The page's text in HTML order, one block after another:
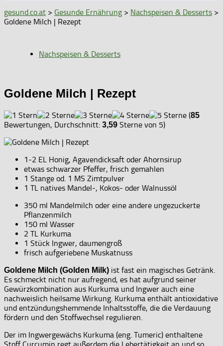
gesund.co.at > Gesunde Ernährung > Nachspeisen & Desserts >
Goldene Milch | Rezept
Nachspeisen & Desserts
Goldene Milch | Rezept
(85
Bewertungen, Durchschnitt: 3,59 Sterne von 5)
1-2 EL Honig, Agavendicksaft oder Ahornsirup
etwas schwarzer Pfeffer, frisch gemahlen
1 Stange od. 1 MS Zimtpulver
1 TL natives Mandel-, Kokos- oder Walnussöl
350 ml Mandelmilch oder eine andere ungezuckerte
Pflanzenmilch
150 ml Wasser
2 TL Kurkuma
1 Stück Ingwer, daumengroß
frisch aufgeriebene Muskatnuss
Goldene Milch (Golden Milk) ist fast ein magisches Getränk.
Es schmeckt nicht nur aufregend, es hat aufgrund seiner
Gewürzkombination aus Kurkuma und Ingwer auch eine
nachweislich heilsame Wirkung. Kurkuma enthält antioxidative
und entzündungshemmende Inhaltsstoffe, die die Verdauung
fördern und den Stoffwechsel regulieren.
Der im Ingwergewächs Kurkuma (eng. Tumeric) enthaltene